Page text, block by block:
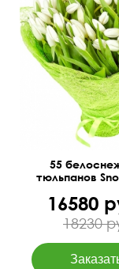
55
тюльпанов
16580
18230